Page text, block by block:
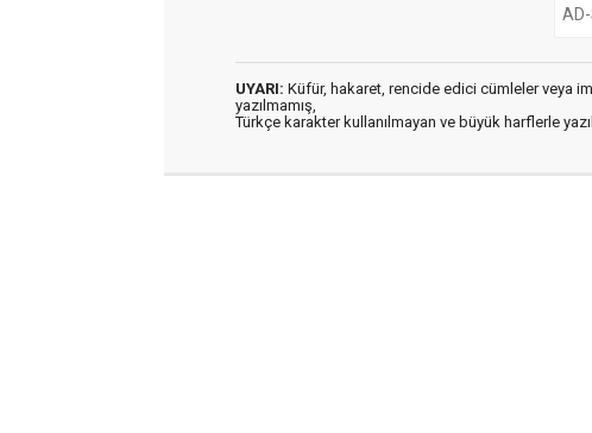
UYARI: Küfür, hakaret, rencide edici cümleler veya
yazılmamış,
Türkçe karakter kullanılmayan ve büyük harflerle